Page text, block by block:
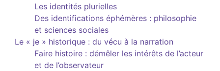
Les identités plurielles
Des identifications éphémères : philosophie
et sciences sociales
Le « je » historique : du vécu à la narration
Faire histoire : démêler les intérêts de l’acteur
et de l’observateur